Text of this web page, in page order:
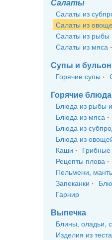
Салаты из
Салаты из
Салаты из рыбы
Салаты из мяса
Супы и
Горячие супы
Горячие блюда
Блюда из рыбы
Блюда из мяса
Блюда из
Блюда из
Каши
Рецепты плова
Пельмени,
Запеканки
Гарнир
Выпечка
Блины, оладьи,
Изделия из теста